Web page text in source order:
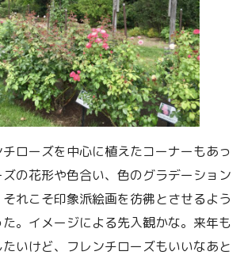
ローズを中心に植えたコーナーもあっ
の花形や色合い、色のグラデーション
れこそ印象派絵画を彷彿とさせるよう
。イメージによる先入観かな。来年も
いけど、フレンチローズもいいなあと